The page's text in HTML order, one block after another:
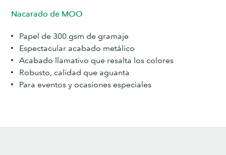
Nacarado de MOO
Papel de 300 gsm de gramaje
Espectacular acabado metálico
Acabado llamativo que resalta los colores
Robusto, calidad que aguanta
Para eventos y ocasiones especiales